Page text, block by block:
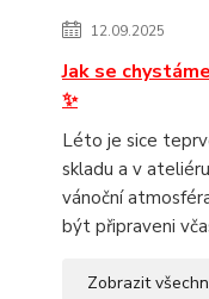
12.09.2025
Jak se
✨
Léto je sice
skladu a v
vánoční
být připraveni
Zobrazit